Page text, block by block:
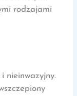
rodzajami
nieinwazyjny.